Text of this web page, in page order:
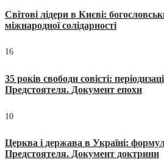
Світові лідери в Києві:
міжнародної солідарності
16
35 років свободи совісті:
Предстоятеля. Документ епохи
10
Церква і держава в Україні:
Предстоятеля. Документ доктрини